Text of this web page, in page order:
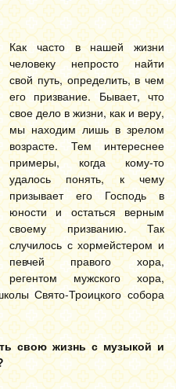
Как часто в нашей жизни
человеку непросто найти
свой путь, определить, в чем
его призвание. Бывает, что
свое дело в жизни, как и веру,
мы находим лишь в зрелом
возрасте. Тем интереснее
примеры, когда кому-то
удалось понять, к чему
призывает его Господь в
юности и остаться верным
своему призванию. Так
случилось с хормейстером и
певчей правого хора,
регентом мужского хора,
Свято-Троицкого собора
свою жизнь с музыкой и